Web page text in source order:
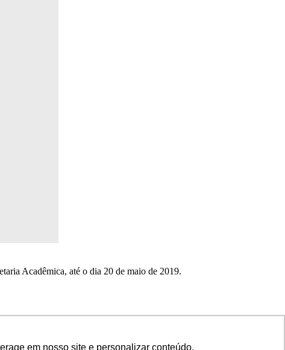
em nosso site e personalizar conteúdo.
Acadêmica, até o dia 20 de maio de 2019.